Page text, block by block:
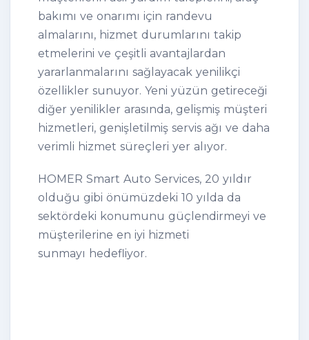
bakımı ve onarımı için randevu
almalarını, hizmet durumlarını takip
etmelerini ve çeşitli avantajlardan
yararlanmalarını sağlayacak yenilikçi
özellikler sunuyor. Yeni yüzün getireceği
diğer yenilikler arasında, gelişmiş müşteri
hizmetleri, genişletilmiş servis ağı ve daha
verimli hizmet süreçleri yer alıyor.
HOMER Smart Auto Services, 20 yıldır
olduğu gibi önümüzdeki 10 yılda da
sektördeki konumunu güçlendirmeyi ve
müşterilerine en iyi hizmeti
sunmayı hedefliyor.